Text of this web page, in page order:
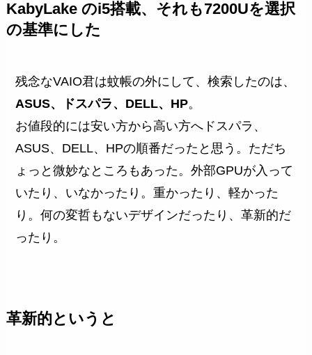
KabyLake のi5搭載、それも7200Uを選択
の基準にした
残念なVAIO君は蚊帳の外にして、検索したのは、
ASUS、ドスパラ、DELL、HP。
お値段的には安い方から高い方へドスパラ、
ASUS、DELL、HPの順番だったと思う。ただち
ょっと微妙なところもあった。外部GPUが入って
いたり、いなかったり。重かったり、軽かった
り。何の変哲もないデザインだったり、革新的だ
ったり。
革新的というと